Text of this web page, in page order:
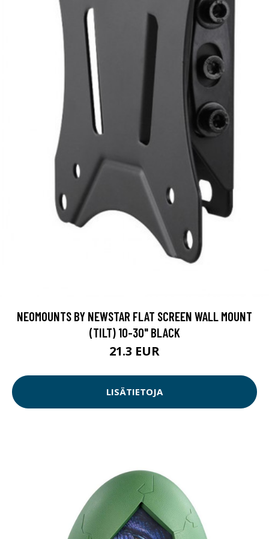
NEOMOUNTS BY NEWSTAR FLAT SCREEN WALL MOUNT
(TILT) 10-30" BLACK
21.3 EUR
LISÄTIETOJA